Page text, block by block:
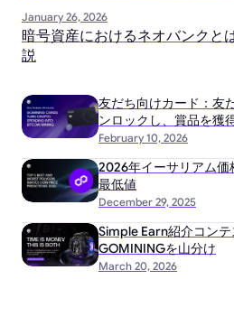
January 26, 2026
暗号資産におけるネオバンクと
説
February 10, 2026
友だち向けカード：友
ンロックし、賞品を獲
December 29, 2025
2026年イーサリアム価
最低値
March 20, 2026
Simple Earn紹介コン
GOMININGを山分け